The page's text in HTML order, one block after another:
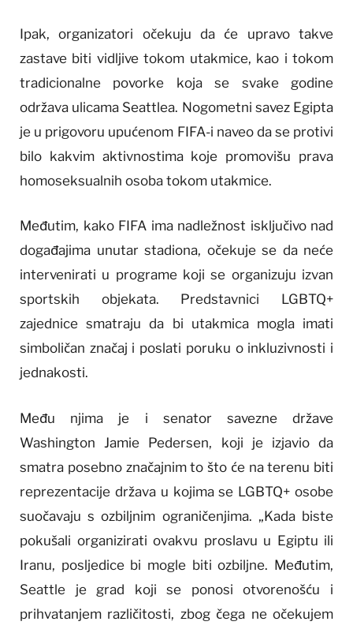
Ipak, organizatori očekuju da će upravo takve
zastave biti vidljive tokom utakmice, kao i tokom
tradicionalne povorke koja se svake godine
održava ulicama Seattlea. Nogometni savez Egipta
je u prigovoru upućenom FIFA-i naveo da se protivi
bilo kakvim aktivnostima koje promovišu prava
homoseksualnih osoba tokom utakmice.
Međutim, kako FIFA ima nadležnost isključivo nad
događajima unutar stadiona, očekuje se da neće
intervenirati u programe koji se organizuju izvan
sportskih objekata. Predstavnici LGBTQ+
zajednice smatraju da bi utakmica mogla imati
simboličan značaj i poslati poruku o inkluzivnosti i
jednakosti.
Među njima je i senator savezne države
Washington Jamie Pedersen, koji je izjavio da
smatra posebno značajnim to što će na terenu biti
reprezentacije država u kojima se LGBTQ+ osobe
suočavaju s ozbiljnim ograničenjima. „Kada biste
pokušali organizirati ovakvu proslavu u Egiptu ili
Iranu, posljedice bi mogle biti ozbiljne. Međutim,
Seattle je grad koji se ponosi otvorenošću i
prihvatanjem različitosti, zbog čega ne očekujem